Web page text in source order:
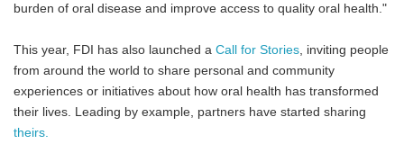
burden of oral disease and improve access to quality oral health."
This year, FDI has also launched a Call for Stories, inviting people
from around the world to share personal and community
experiences or initiatives about how oral health has transformed
their lives. Leading by example, partners have started sharing
theirs.